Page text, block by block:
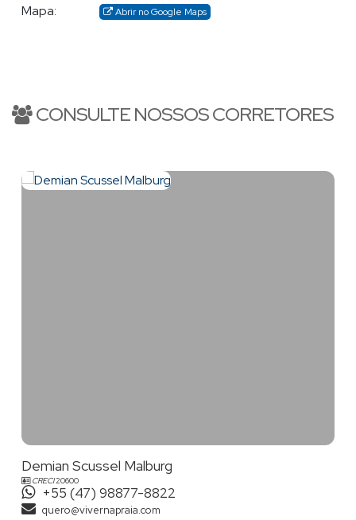
Mapa: Abrir no Google Maps
CONSULTE NOSSOS CORRETORES
Demian Scussel Malburg
CRECI20600
+55 (47) 98877-8822
quero@vivernapraia.com